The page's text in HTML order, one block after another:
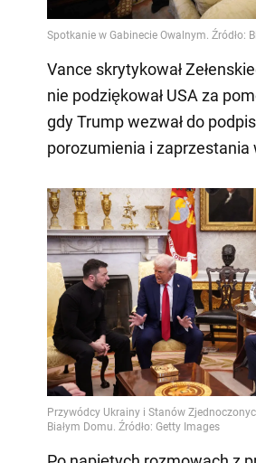
Vance skrytykował
nie podziękował USA za
gdy Trump wezwał do
porozumienia i zaprzestania